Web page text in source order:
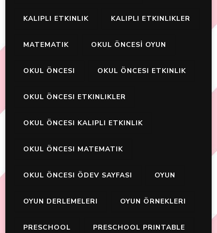
KALIPLI ETKINLIK KALIPLI ETKINLIKLER
MATEMATIK OKUL ÖNCESİ OYUN
OKUL ÖNCESI OKUL ÖNCESI ETKINLIK
OKUL ÖNCESI ETKINLIKLER
OKUL ÖNCESI KALIPLI ETKINLIK
OKUL ÖNCESI MATEMATIK
OKUL ÖNCESI ÖDEV SAYFASI OYUN
OYUN DERLEMELERI OYUN ÖRNEKLERI
PRESCHOOL PRESCHOOL PRINTABLE